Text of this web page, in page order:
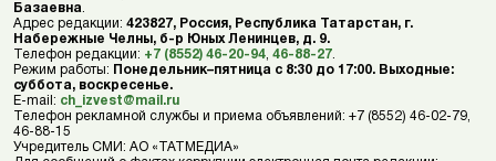
Базаевна
Адрес редакции: 423827, Россия, Республика Татарстан, г.
Набережные Челны, б-р Юных Ленинцев, д. 9.
Телефон редакции: +7 (8552) 46-20-94 46-88-27
Режим работы: Понедельник–пятница с 8:30 до 17:00. Выходные:
суббота, воскресенье.
E-mail: ch_izvest@mail.ru
Телефон рекламной службы и приема объявлений: +7 (8552) 46-02-79,
46-88-15
Учредитель СМИ: АО «ТАТМЕДИА»